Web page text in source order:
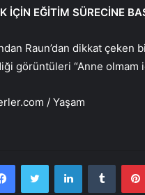
İÇİN EĞİTİM SÜRECİNE
Raun’dan dikkat
görüntüleri “Anne olmam
/ Yaşam
FacebookTwitter LinkedInTumblr